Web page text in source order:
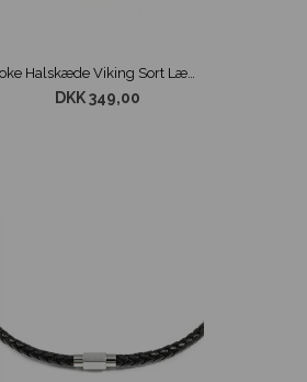
Loke Halskæde Viking Sort Læder 8mm
DKK 349,00